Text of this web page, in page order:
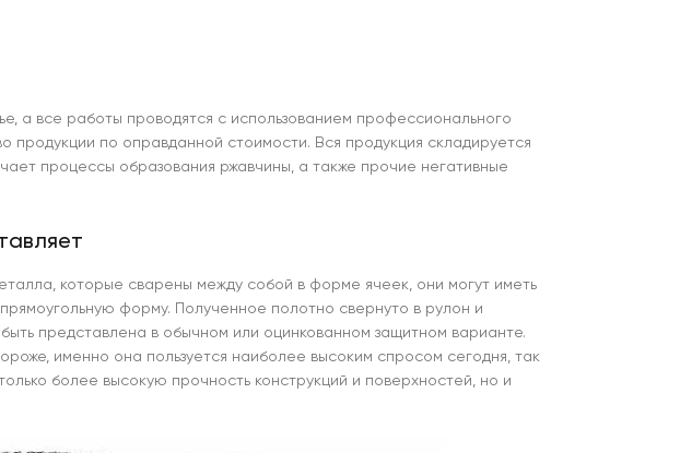
а все работы проводятся с использованием профессионального
продукции по оправданной стоимости. Вся продукция складируется
процессы образования ржавчины, а также прочие негативные
которые сварены между собой в форме ячеек, они могут иметь
форму. Полученное полотно свернуто в рулон и
представлена в обычном или оцинкованном защитном варианте.
именно она пользуется наиболее высоким спросом сегодня, так
более высокую прочность конструкций и поверхностей, но и